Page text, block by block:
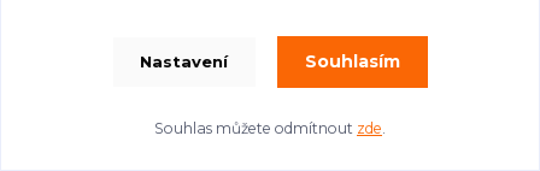
- 15 %
Nastavení Souhlasím
Souhlas můžete odmítnout zde